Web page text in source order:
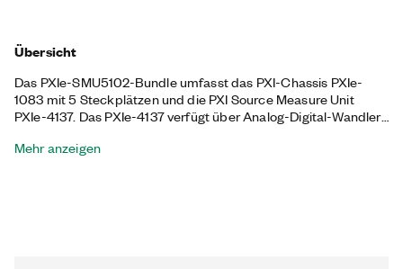
Übersicht
Das PXIe-SMU5102-Bundle umfasst das PXI-Chassis PXIe-
1083 mit 5 Steckplätzen und die PXI Source Measure Unit
PXIe-4137. Das PXIe-4137 verfügt über Analog-Digital-Wandler,
Fertigungsprüfungen, Board-Level-Tests und
Mehr anzeigen